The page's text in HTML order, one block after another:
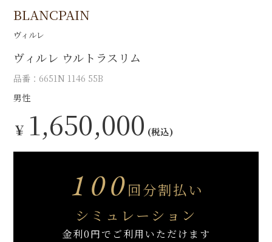
BLANCPAIN
ヴィルレ
ヴィルレ ウルトラスリム
品番：6651N 1146 55B
男性
￥ 1,650,000 (税込)
100回分割払い
シミュレーション
金利0円でご利用いただけます